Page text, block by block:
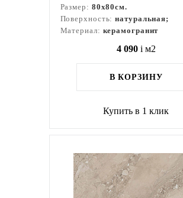
Размер: 80x80см.
Поверхность:натуральная;
Материал: керамогранит
4 090 i м2
В КОРЗИНУ
Купить в 1 клик